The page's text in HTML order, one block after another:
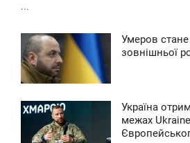
...
Умеров
зовнішньої
Україна
межах